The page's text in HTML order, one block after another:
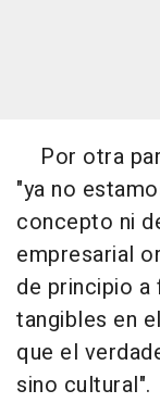
Por otra
"ya no
concepto ni
empresarial
de principio
tangibles en
que el
sino cultural".